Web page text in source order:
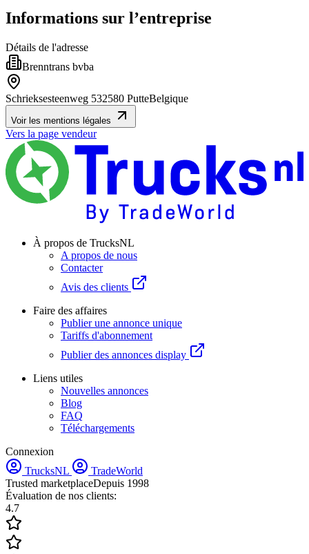
Informations sur l’entreprise
Détails de l'adresse
Brenntrans bvba
Schrieksesteenweg 532580 PutteBelgique
Voir les mentions légales
Vers la page vendeur
À propos de TrucksNL
A propos de nous
Contacter
Avis des clients
Faire des affaires
Publier une annonce unique
Tariffs d'abonnement
Publier des annonces display
Liens utiles
Nouvelles annonces
Blog
FAQ
Téléchargements
Connexion
TrucksNL
TradeWorld
Trusted marketplaceDepuis 1998
Évaluation de nos clients:
4.7